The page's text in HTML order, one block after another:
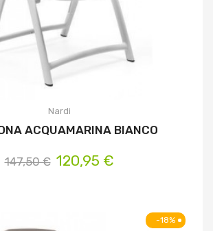
Nardi
ACQUAMARINA BIANCO
147,50 € 120,95 €
-18%